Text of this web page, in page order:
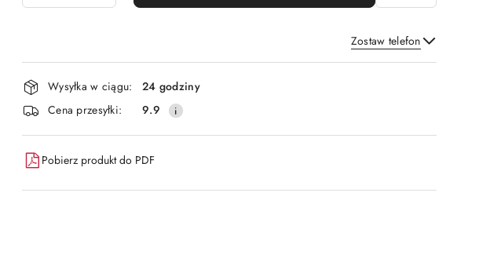
Zostaw telefon
Wyślij
Dostępność
i
dostawa
Wysyłka w ciągu:
24 godziny
Cena przesyłki:
9.9
Pobierz produkt do PDF